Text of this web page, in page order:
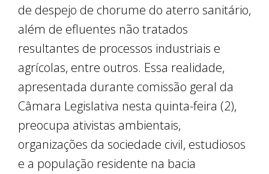
de despejo de chorume do aterro sanitário,
além de efluentes não tratados
resultantes de processos industriais e
agrícolas, entre outros. Essa realidade,
apresentada durante comissão geral da
Câmara Legislativa nesta quinta-feira (2),
preocupa ativistas ambientais,
organizações da sociedade civil, estudiosos
e a população residente na bacia